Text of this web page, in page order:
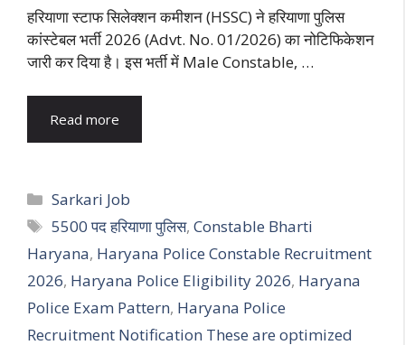
हरियाणा स्टाफ सिलेक्शन कमीशन (HSSC) ने हरियाणा पुलिस
कांस्टेबल भर्ती 2026 (Advt. No. 01/2026) का नोटिफिकेशन
जारी कर दिया है। इस भर्ती में Male Constable, …
Read more
Categories
Sarkari Job
Tags
5500 पद हरियाणा पुलिस,Constable Bharti
Haryana, Haryana Police Constable Recruitment
2026, Haryana Police Eligibility 2026, Haryana
Police Exam Pattern, Haryana Police
Recruitment Notification These are optimized